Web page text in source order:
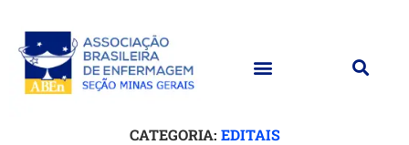
CATEGORIA: EDITAIS